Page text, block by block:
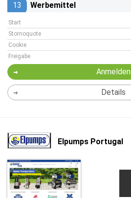
13 Werbemittel
Start
Stornoquote
Cookie
Freigabe
Anmelden
Details
Elpumps Portugal